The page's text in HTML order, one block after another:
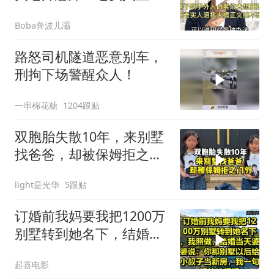
Boba奔波儿灞
路怒司机隧道恶意别车，
刑拘下场警醒众人！
一串棉花糖 1204跟贴
双胞胎失散10年，来别墅
找爸爸，却被保姆拒之门
light是光华 5跟贴
订婚前我妈要我把1200万
别墅转到她名下，结婚当
叔子当新房
起喜电影